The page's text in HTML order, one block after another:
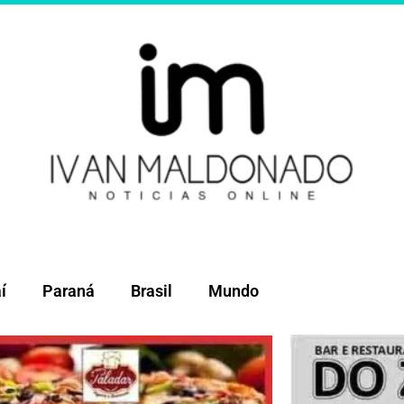
Paraná Brasil Mundo